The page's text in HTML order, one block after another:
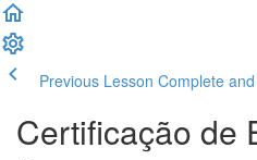
Previous Lesson Complete
Certificação de